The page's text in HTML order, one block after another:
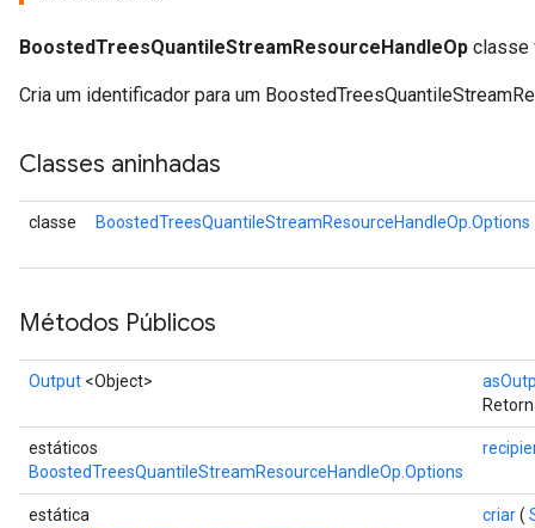
BoostedTreesQuantileStreamResourceHandleOp classe
Cria um identificador para um
Classes aninhadas
classe BoostedTreesQuantileStreamResourceHandleOp.Options
Métodos Públicos
Output <Object>
estáticos
BoostedTreesQuantileStreamResourceHandleOp.Options
estática
criar(